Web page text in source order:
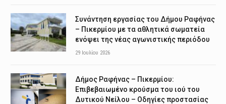
Συνάντηση εργασίας του Δήμου Ραφήνας
– Πικερμίου με τα αθλητικά σωματεία
ενόψει της νέας αγωνιστικής περιόδου
29 Ιουλίου 2026
Δήμος Ραφήνας – Πικερμίου:
Επιβεβαιωμένο κρούσμα του ιού του
Δυτικού Νείλου – Οδηγίες προστασίας